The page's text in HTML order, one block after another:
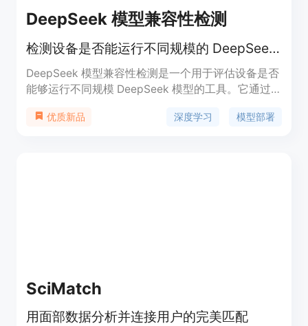
DeepSeek 模型兼容性检测
检测设备是否能运行不同规模的 DeepSeek 模型，提供兼容性预测。
DeepSeek 模型兼容性检测是一个用于评估设备是否
能够运行不同规模 DeepSeek 模型的工具。它通过
量、精度位数等信息，为用户提供模型运行的预测结
优质新品 深度学习 模型部署
SciMatch
用面部数据分析并连接用户的完美匹配